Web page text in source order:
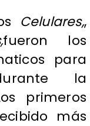
Celulares,,
fueron los
para
la
primeros
más